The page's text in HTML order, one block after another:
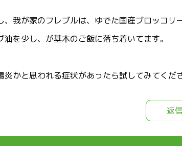
、我が家のフレブルは、ゆでた国産ブロッコリ
を少し、が基本のご飯に落ち着いてます。
炎かと思われる症状があったら試してみてくだ
返